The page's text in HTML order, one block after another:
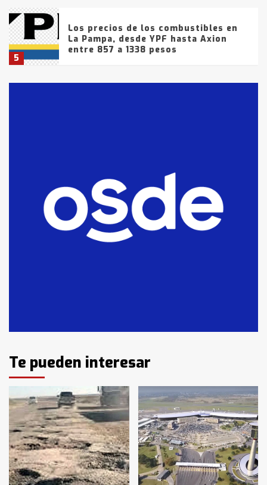
5
Los precios de los combustibles en
La Pampa, desde YPF hasta Axion
entre 857 a 1338 pesos
fueron detenidos por
comercialización de drogas en la
tarde del sábado
T.Lauquen: se vendió el edificio de
lo que fue la planta Industrial del
3
Identidad de los adolescentes
pampeanos que fueron
en la mañana del lunes
4
Accidente en Ruta 5: falleció un
joven de Trenque Lauquen
Te pueden interesar